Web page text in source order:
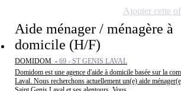
Aide ménager / ménagère à
domicile (H/F)
DOMIDOM - 69 - ST GENIS LAVAL
Domidom est une agence d'aide à domicile basée sur la
Laval. Nous recherchons actuellement un(e) aide
Ajouter cette